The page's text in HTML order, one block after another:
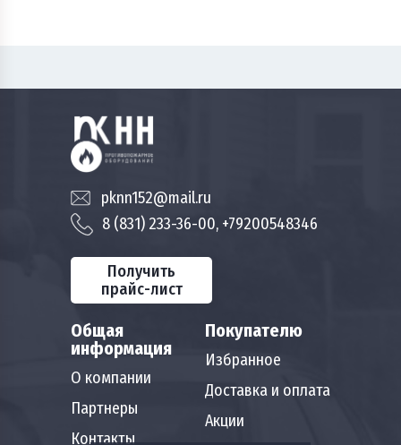
Общая
информация
О компании
Партнеры
Контакты
Покупателю
Избранное
Доставка и оплата
Акции
pknn152@mail.ru
8 (831) 233-36-00, +79200548346
Получить
прайс-лист